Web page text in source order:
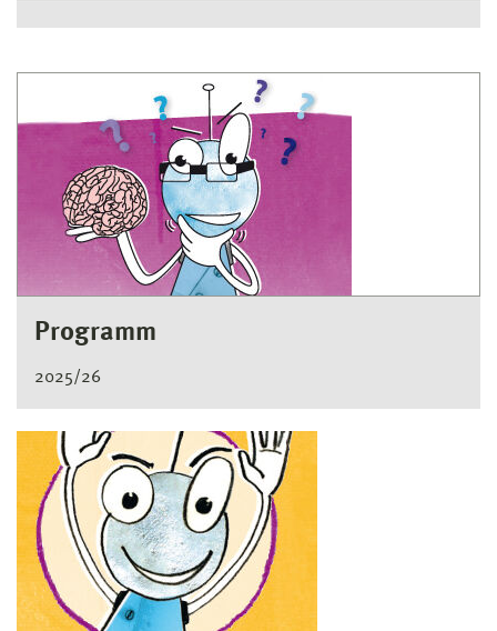
Programm
2025/26